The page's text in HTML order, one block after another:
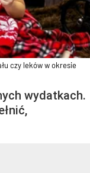
czy leków w okresie
wydatkach.